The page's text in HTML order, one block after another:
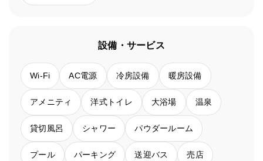
設備・サービス
Wi-Fi AC電源 冷房設備 暖房設備
アメニティ 洋式トイレ 大浴場 温泉
貸切風呂 シャワー パウダールーム
プール パーキング 送迎バス 売店